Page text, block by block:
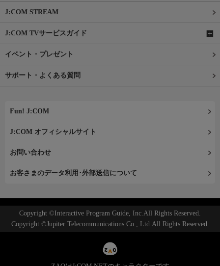
J:COM STREAM
J:COM TVサービスガイド
イベント・プレゼント
サポート・よくある質問
Fun! J:COM
J:COM オフィシャルサイト
お問い合わせ
お客さまのデータ利用･外部送信について
Copyright ©Interactive Program Guide, Inc.All Rights Reserved.
Copyright ©Jupiter Telecommunications Co., Ltd.All Rights Reserved.